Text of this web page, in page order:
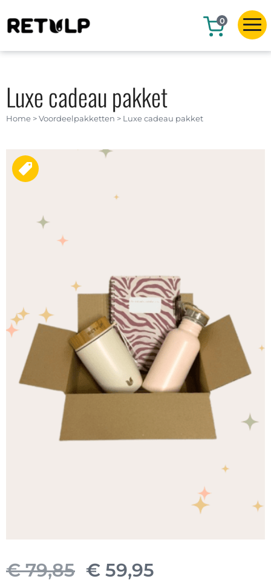
0
Home >Voordeelpakketten > Luxe cadeau pakket
Luxe cadeau pakket
€79,85 Oorspronkelijke
€ 59,95